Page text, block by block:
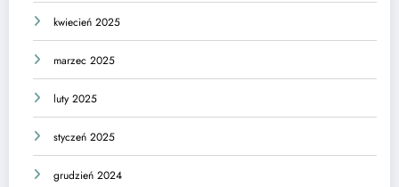
kwiecień 2025
marzec 2025
luty 2025
styczeń 2025
grudzień 2024